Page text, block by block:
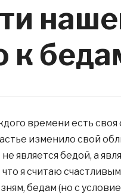
времени есть
изменило свой
не является бедой, а
что я считаю
бедам (но с